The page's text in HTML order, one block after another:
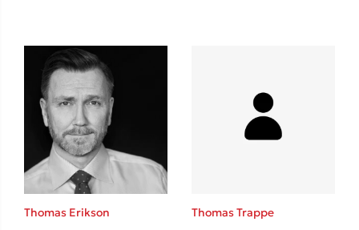
Δημοφιλείς Συγγραφείς
Φυστίκι ΠουΚυλάει
Παύλος Καστανάς
El Sombrero
Στέφανος Ξενάκης
Sebastian Fitzek
Thomas Erikson Thomas Trappe